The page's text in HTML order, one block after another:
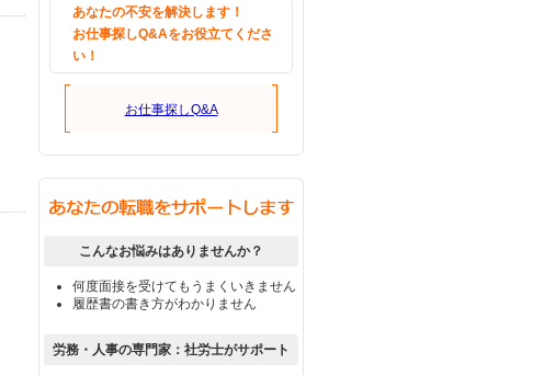
あなたの不安を解決します！
お仕事探しQ&Aをお役立てくださ
い！
お仕事探しQ&A
こんなお悩みはありませんか？
何度面接を受けてもうまくいきません
履歴書の書き方がわかりません
労務・人事の専門家：社労士がサポート